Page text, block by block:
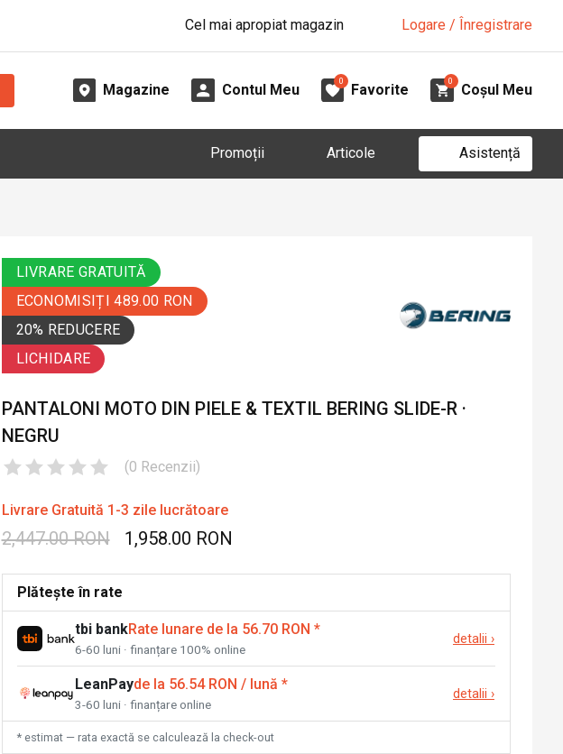
Cel mai apropiat magazin Logare / Înregistrare
Magazine Contul Meu
0
Favorite
0
Coșul Meu
Promoții Articole Asistență
LIVRARE GRATUITĂ
ECONOMISIȚI 489.00 RON
20% REDUCERE
LICHIDARE
PANTALONI MOTO DIN PIELE & TEXTIL BERING SLIDE-R ·
NEGRU
(0 Recenzii)
Livrare Gratuită 1-3 zile lucrătoare
2,447.00 RON 1,958.00 RON
Plătește în rate
tbi bankRate lunare de la 56.70 RON *
6-60 luni · finanțare 100% online
detalii ›
LeanPayde la 56.54 RON / lună *
3-60 luni · finanțare online
detalii ›
* estimat — rata exactă se calculează la check-out